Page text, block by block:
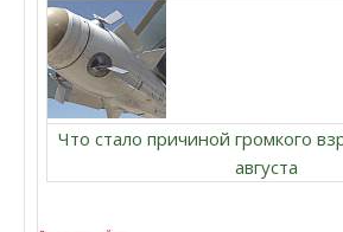
Что стало причиной громкого
августа